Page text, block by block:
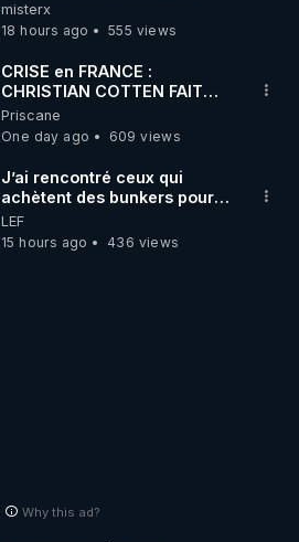
misterx
18 hours ago
555 views
CRISE en FRANCE :
CHRISTIAN COTTEN FAIT
une étrange découverte
Priscane
One day ago
609 views
J’ai rencontré ceux qui
achètent des bunkers pour
survivre à la fin du monde
LEF
15 hours ago
436 views
Why this ad?